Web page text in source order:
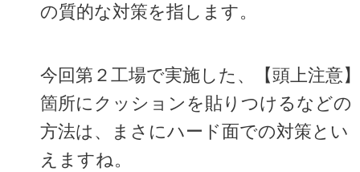
の質的な対策を指します。
今回第２工場で実施した、【頭上注意】
箇所にクッションを貼りつけるなどの
方法は、まさにハード面での対策とい
えますね。